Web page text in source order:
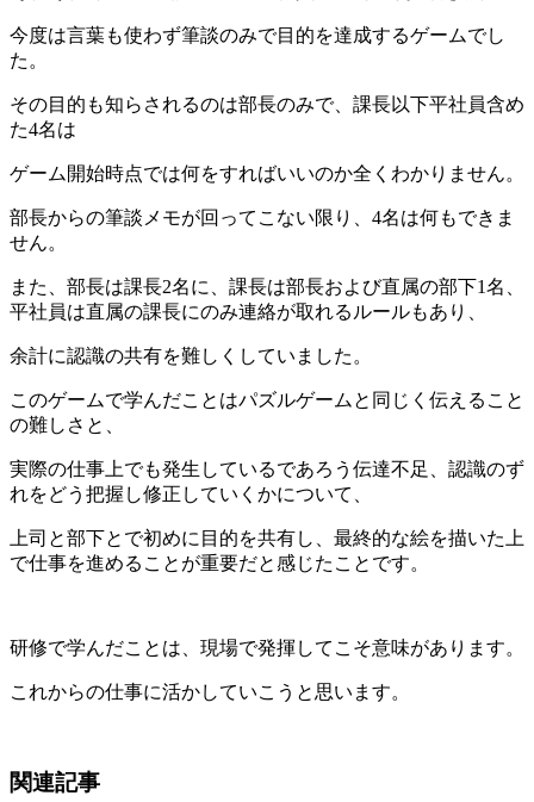
今度は言葉も使わず筆談のみで目的を達成するゲームでし
た。
その目的も知らされるのは部長のみで、課長以下平社員含め
た4名は
ゲーム開始時点では何をすればいいのか全くわかりません。
部長からの筆談メモが回ってこない限り、4名は何もできま
せん。
また、部長は課長2名に、課長は部長および直属の部下1名、
平社員は直属の課長にのみ連絡が取れるルールもあり、
余計に認識の共有を難しくしていました。
このゲームで学んだことはパズルゲームと同じく伝えること
の難しさと、
実際の仕事上でも発生しているであろう伝達不足、認識のず
れをどう把握し修正していくかについて、
上司と部下とで初めに目的を共有し、最終的な絵を描いた上
で仕事を進めることが重要だと感じたことです。
研修で学んだことは、現場で発揮してこそ意味があります。
これからの仕事に活かしていこうと思います。
関連記事